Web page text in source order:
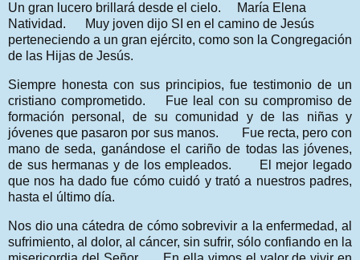
Un gran lucero brillará desde el cielo. María Elena
Natividad. Muy joven dijo SI en el camino de Jesús
perteneciendo a un gran ejército, como son la Congregación
de las Hijas de Jesús.
Siempre honesta con sus principios, fue testimonio de un
cristiano comprometido. Fue leal con su compromiso de
formación personal, de su comunidad y de las niñas y
jóvenes que pasaron por sus manos. Fue recta, pero con
mano de seda, ganándose el cariño de todas las jóvenes,
de sus hermanas y de los empleados. El mejor legado
que nos ha dado fue cómo cuidó y trató a nuestros padres,
hasta el último día.
Nos dio una cátedra de cómo sobrevivir a la enfermedad, al
sufrimiento, al dolor, al cáncer, sin sufrir, sólo confiando en la